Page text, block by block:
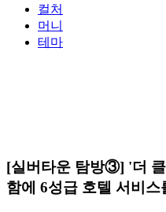
컬처
머니
테마
[실버타운 탐방③] '더
함에 6성급 호텔 서비스